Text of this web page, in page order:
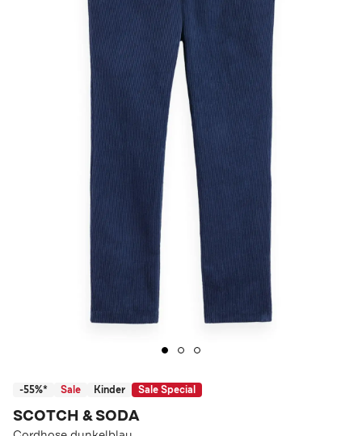
-55%* Sale Kinder Sale Special
SCOTCH & SODA